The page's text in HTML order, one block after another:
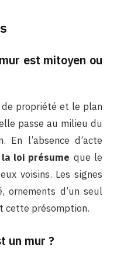
est mitoyen ou
propriété et le plan
passe au milieu du
l’absence d’acte
la loi présume que le
voisins. Les signes
ornements d’un seul
cette présomption.
un mur ?